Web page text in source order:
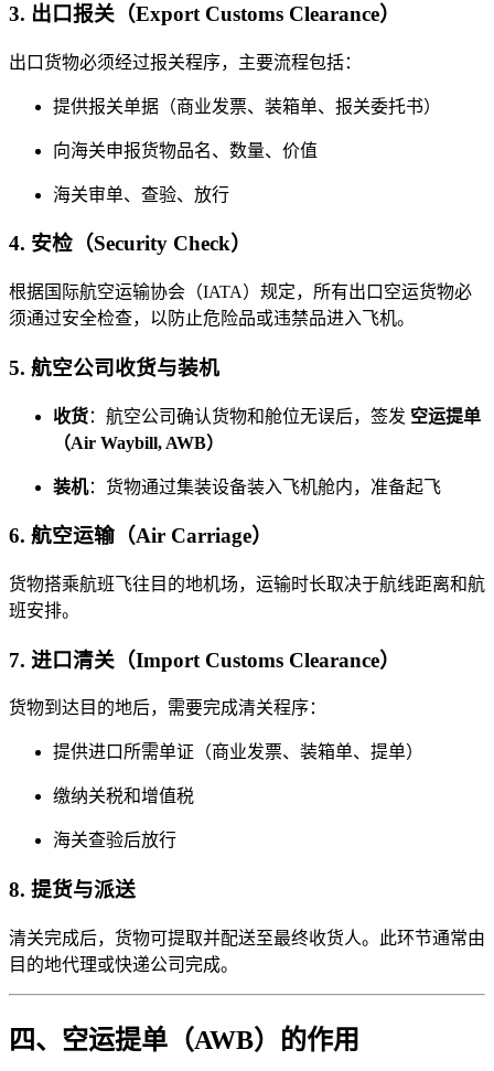
3. 出口报关（Export Customs Clearance）
出口货物必须经过报关程序，主要流程包括：
提供报关单据（商业发票、装箱单、报关委托书）
向海关申报货物品名、数量、价值
海关审单、查验、放行
4. 安检（Security Check）
根据国际航空运输协会（IATA）规定，所有出口空运货物必
须通过安全检查，以防止危险品或违禁品进入飞机。
5. 航空公司收货与装机
收货：航空公司确认货物和舱位无误后，签发 空运提单
（Air Waybill, AWB）
装机：货物通过集装设备装入飞机舱内，准备起飞
6. 航空运输（Air Carriage）
货物搭乘航班飞往目的地机场，运输时长取决于航线距离和航
班安排。
7. 进口清关（Import Customs Clearance）
货物到达目的地后，需要完成清关程序：
提供进口所需单证（商业发票、装箱单、提单）
缴纳关税和增值税
海关查验后放行
8. 提货与派送
清关完成后，货物可提取并配送至最终收货人。此环节通常由
目的地代理或快递公司完成。
四、空运提单（AWB）的作用